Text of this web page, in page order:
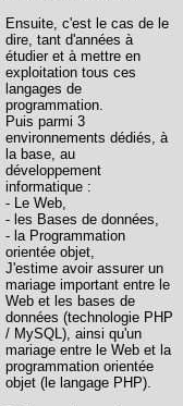
Ensuite, c'est le cas de le
dire, tant d'années à
étudier et à mettre en
exploitation tous ces
langages de
programmation.
Puis parmi 3
environnements dédiés, à
la base, au
développement
informatique :
- Le Web,
- les Bases de données,
- la Programmation
orientée objet,
J'estime avoir assurer un
mariage important entre le
Web et les bases de
données (technologie PHP
/ MySQL), ainsi qu'un
mariage entre le Web et la
programmation orientée
objet (le langage PHP).